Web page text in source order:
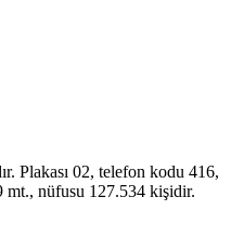
Plakası 02, telefon kodu 416,
mt., nüfusu 127.534 kişidir.